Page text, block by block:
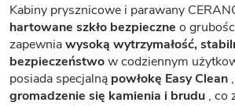
Kabiny prysznicowe i parawany
hartowane szkło bezpieczne o
zapewniawysoką wytrzymałość,
bezpieczeństwow codziennym
posiada specjalną powłokę Easy Clean
gromadzenie się kamienia i brudu , co